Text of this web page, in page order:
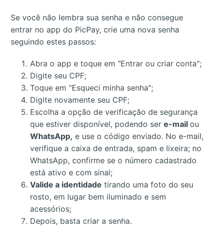
Se você não lembra sua senha e não consegue
entrar no app do PicPay, crie uma nova senha
seguindo estes passos:
Abra o app e toque em "Entrar ou criar conta";
Digite seu CPF;
Toque em "Esqueci minha senha";
Digite novamente seu CPF;
Escolha a opção de verificação de segurança
que estiver disponível, podendo sere-mailou
WhatsApp, e use o código enviado. No e-mail,
verifique a caixa de entrada, spam e lixeira; no
WhatsApp, confirme se o número cadastrado
está ativo e com sinal;
Valide a identidade tirando uma foto do seu
rosto, em lugar bem iluminado e sem
acessórios;
Depois, basta criar a senha.